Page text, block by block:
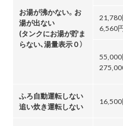
お湯が沸かない。お
湯が出ない
(タンクにお湯が貯ま
らない､湯量表示０）
21,780
6,560
55,000
ふろ自動運転しない
追い炊き運転しない
16,500